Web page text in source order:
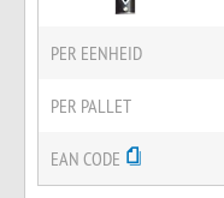
PER EENHEID
PER PALLET
EAN CODE